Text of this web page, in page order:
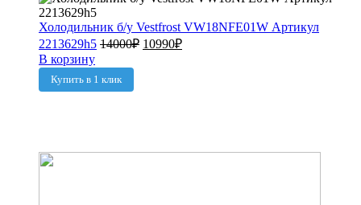
Холодильник б/у Vestfrost VW18NFE01W Артикул
2213629h5 14000₽ 10990₽
В корзину
Купить в 1 клик